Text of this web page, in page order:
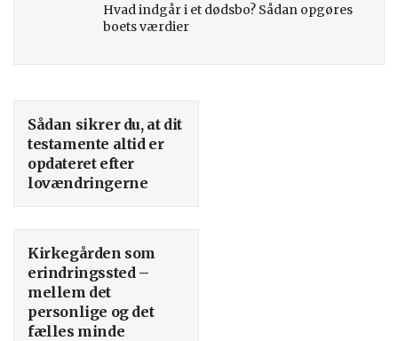
Hvad indgår i et dødsbo? Sådan opgøres
boets værdier
Sådan sikrer du, at dit
testamente altid er
opdateret efter
lovændringerne
Kirkegården som
erindringssted –
mellem det
personlige og det
fælles minde